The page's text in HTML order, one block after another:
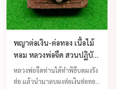
พญาต่อเงิน-ต่อทอง เนื้อไม้
หอม หลวงพ่อจืด สวนปฏิบัติ
ธรรมโพธิเศรษฐี
หลวงพ่อจืดท่านได้ทำพิธีบดผงรัง
ต่อ แล้วนำมาลบผงต่อเงินต่อทอง